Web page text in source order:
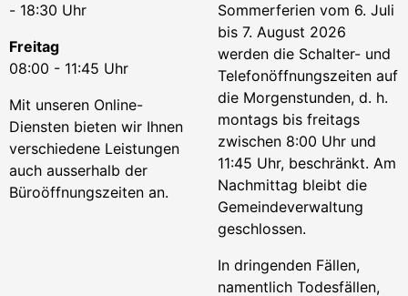
- 18:30 Uhr
Freitag
08:00 - 11:45 Uhr
Mit unseren Online-
Diensten bieten wir Ihnen
verschiedene Leistungen
auch ausserhalb der
Büroöffnungszeiten an.
Sommerferien vom 6. Juli
bis 7. August 2026
werden die Schalter- und
Telefonöffnungszeiten auf
die Morgenstunden, d. h.
montags bis freitags
zwischen 8:00 Uhr und
11:45 Uhr, beschränkt. Am
Nachmittag bleibt die
Gemeindeverwaltung
geschlossen.
In dringenden Fällen,
namentlich Todesfällen,